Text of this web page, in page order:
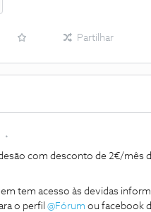
Partilhar
com desconto de 2€/mês
tem acesso às devidas
o perfil @Fórum ou facebook